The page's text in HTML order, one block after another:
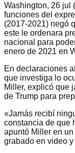
Washington, 26 jul
funciones del
(2017-2021) negó
este le ordenara
nacional para
enero de 2021 en
En declaraciones
que investiga lo
Miller, explicó que
de Trump para
«Jamás recibí
constancia de que
apuntó Miller en
grabado en video